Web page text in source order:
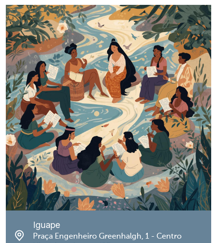
Iguape
Praça Engenheiro Greenhalgh, 1 - Centro